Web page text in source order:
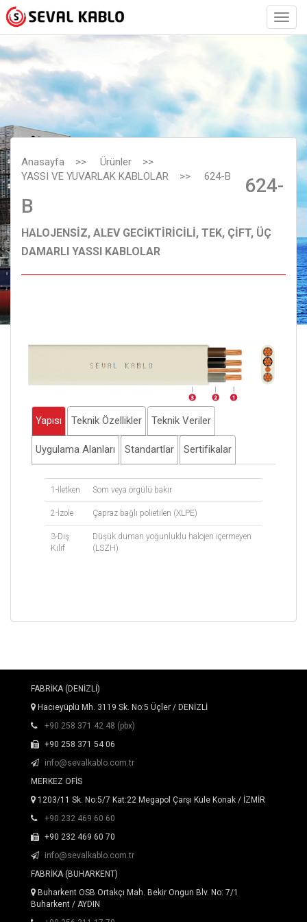
Anasayfa >> Ürünler >>
YASSI VE YUVARLAK KABLOLAR >> 624-B
624-
B
HALOJENSİZ, ALEV GECİKTİRİCİLİ, TEK, ÇİFT, ÜÇ
DAMARLI YASSI KABLOLAR
Yapısı Teknik Özellikler Teknik Veriler
Uygulama Alanları Standartlar Sertifikalar
1-İletken Som veya örgülü bakır
2-İzole Çapraz bağlı polietilen (XLPE)
3-Dış
Kılıf
Düşük duman yoğunluklu halojen içermeyen
(LSZH)
FABRİKA (DENİZLİ)
Hacıeyüplü Mh. 3119 Sk. No:5 Üçler / DENİZLİ
+90 258 371 42 48 (pbx)
+90 258 371 54 06
info@sevalkablo.com.tr
MERKEZ OFİS
1203/11 Sk. No:5/7 Kat:22 Megapol Çarşı Kule Konak / İZMİR
+90 232 469 60 60
+90 232 469 60 70
info@sevalkablo.com.tr
FABRİKA (BUHARKENT)
Buharkent OSB Ortakçı Mah. Bekir Ongun Blv. No: 7/1
Buharkent / AYDIN